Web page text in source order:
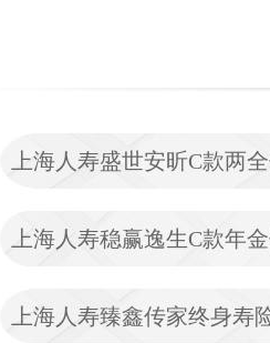
上海人寿盛世安昕C款两
上海人寿稳赢逸生C款年
上海人寿臻鑫传家终身寿